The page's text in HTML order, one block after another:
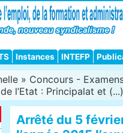
Instances INTEFP
» Concours -
l’Etat : Principalat et (...)
Arrêté du 5